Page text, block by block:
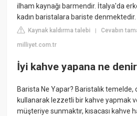
ilham kaynağı barmendir. İtalya'da
kadın baristalara bariste denmektedir.
Kaynak kaldırma talebi |Cevabın
milliyet.com.tr
İyi kahve yapana ne
Barista Ne Yapar? Baristalık temelde,
kullanarak lezzetli bir kahve yapmak
müşteriye sunmaktır, kısacası kahve